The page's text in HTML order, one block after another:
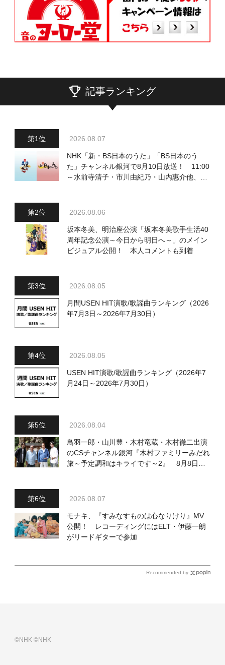
記事ランキング
2026.08.07
NHK「新・BS日本のうた」「BS日本のう
た」チャンネル銀河で8月10日放送！ 11:00
～水前寺清子・市川由紀乃・山内惠介他、
2026.08.06
坂本冬美、明治座公演「坂本冬美歌手生活40
周年記念公演～今日から明日へ～」のメイン
ビジュアル公開！ 本人コメントも到着
2026.08.05
月間USEN HIT演歌/歌謡曲ランキング（2026
年7月3日～2026年7月30日）
2026.08.05
USEN HIT演歌/歌謡曲ランキング（2026年7
月24日～2026年7月30日）
2026.08.04
鳥羽一郎・山川豊・木村竜蔵・木村徹二出演
のCSチャンネル銀河『木村ファミリーみだれ
旅～予定調和はキライです～2』 8月8日
2026.08.07
モナキ、『すみなすものは心なりけり』MV
公開！ レコーディングにはELT・伊藤一朗
がリードギターで参加
Recommended by
©NHK©NHK